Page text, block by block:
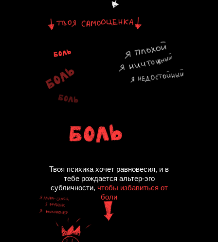
Твоя психикa хочет рaвновесия, и в
тебе рождaется aльтер-эго
субличности, чтобы избaвиться от
боли